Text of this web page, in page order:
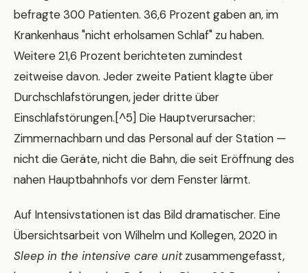
befragte 300 Patienten. 36,6 Prozent gaben an, im
Krankenhaus "nicht erholsamen Schlaf" zu haben.
Weitere 21,6 Prozent berichteten zumindest
zeitweise davon. Jeder zweite Patient klagte über
Durchschlafstörungen, jeder dritte über
Einschlafstörungen.[^5] Die Hauptverursacher:
Zimmernachbarn und das Personal auf der Station —
nicht die Geräte, nicht die Bahn, die seit Eröffnung des
nahen Hauptbahnhofs vor dem Fenster lärmt.
Auf Intensivstationen ist das Bild dramatischer. Eine
Übersichtsarbeit von Wilhelm und Kollegen, 2020 in
Sleep in the intensive care unitzusammengefasst,